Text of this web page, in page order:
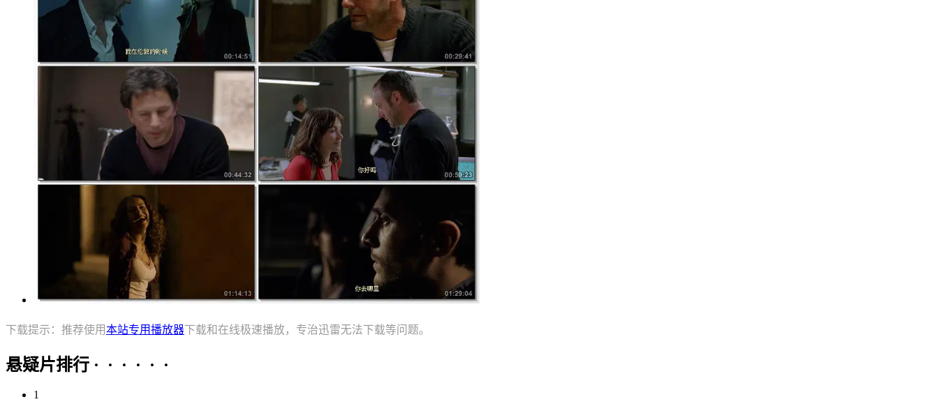
下载提示：推荐使用本站专用播放器下载和在线极速播放，专治迅雷无法下载等问题。
悬疑片排行 · · · · · ·
1